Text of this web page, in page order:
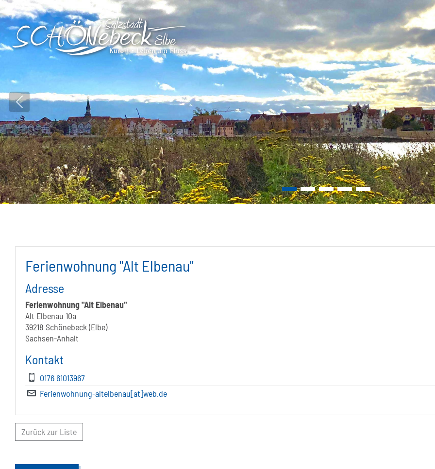
Vorheriges Bild
Ferienwohnung "Alt Elbenau"
Adresse
Ferienwohnung "Alt Elbenau"
Alt Elbenau 10a
39218 Schönebeck (Elbe)
Sachsen-Anhalt
Kontakt
0176 61013967
Ferienwohnung-altelbenau[at]web.de
Zurück zur Liste